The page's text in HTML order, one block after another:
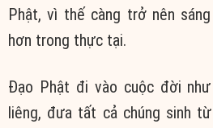
Phật, vì thế càng trở nên
hơn trong thực tại.
Đạo Phật đi vào cuộc đời
liêng, đưa tất cả chúng sinh